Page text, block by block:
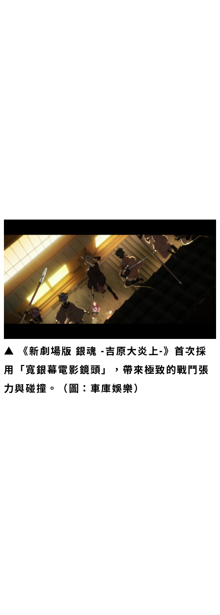
▲ 《新劇場版 銀魂 -吉原大炎上-》首次採
用「寬銀幕電影鏡頭」，帶來極致的戰鬥張
力與碰撞。（圖：車庫娛樂）